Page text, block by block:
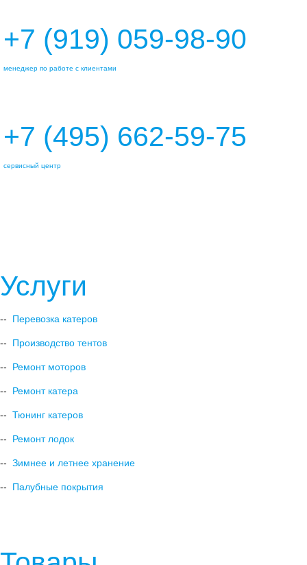
+7 (919) 059-98-90
менеджер по работе с клиентами
+7 (495) 662-59-75
сервисный центр
Услуги
-- Перевозка катеров
-- Производство тентов
-- Ремонт моторов
-- Ремонт катера
-- Тюнинг катеров
-- Ремонт лодок
-- Зимнее и летнее хранение
-- Палубные покрытия